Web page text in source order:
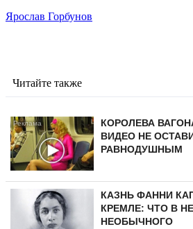
Ярослав Горбунов
Читайте также
КОРОЛЕВА
ВИДЕО НЕ
РАВНОДУШНЫМ
КАЗНЬ ФАННИ
КРЕМЛЕ: ЧТО В
НЕОБЫЧНОГО